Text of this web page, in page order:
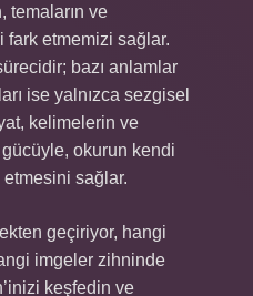
temaların ve
etmemizi sağlar.
bazı anlamlar
ise yalnızca sezgisel
kelimelerin ve
gücüyle, okurun kendi
etmesini sağlar.
geçiriyor, hangi
imgeler zihninde
keşfedin ve